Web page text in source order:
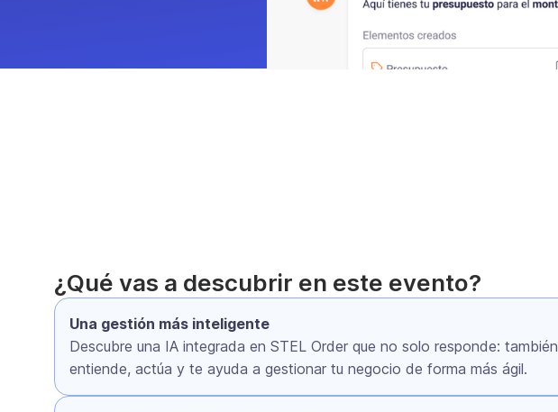
¿Qué vas a descubrir en este evento?
Una gestión más inteligente
Descubre una IA integrada en STEL Order que no solo responde: también
entiende, actúa y te ayuda a gestionar tu negocio de forma más ágil.